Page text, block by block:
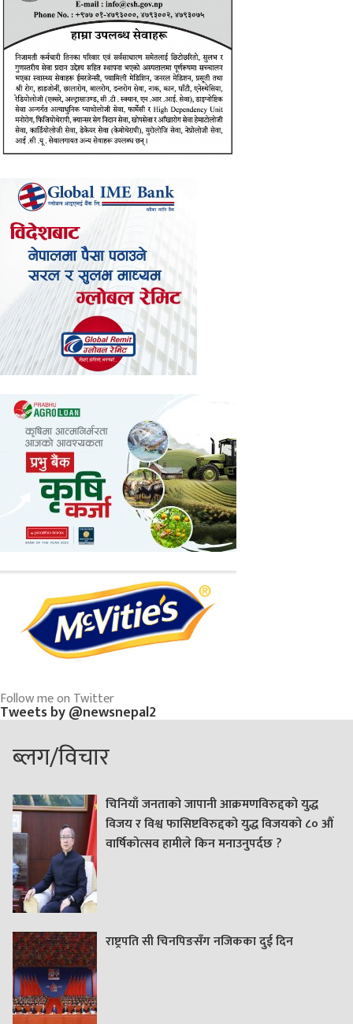
Follow me on Twitter
Tweets by @newsnepal2
ब्लग/विचार
चिनियाँ जनताको जापानी आक्रमणविरुद्दको युद्ध
विजय र विश्व फासिष्टविरुद्दको युद्ध विजयको ८० औं
वार्षिकोत्सव हामीले किन मनाउनुपर्दछ ?
राष्ट्रपति सी चिनपिङसँग नजिकका दुई दिन